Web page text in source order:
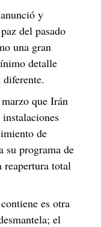
y
del pasado
una gran
detalle
que Irán
de
su programa de
total
es otra
el